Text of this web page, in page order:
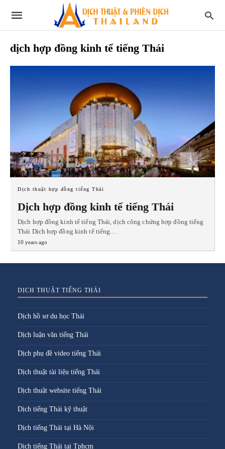
dịch hợp đồng kinh tế tiếng Thái
Dịch thuật hợp đồng tiếng Thái
Dịch hợp đồng kinh tế tiếng Thái
Dịch hợp đồng kinh tế tiếng Thái, dịch công chứng hợp đồng tiếng
Thái Dịch hợp đồng kinh tế tiếng…
10 years ago
DỊCH THUẬT TIẾNG THÁI
Dịch hồ sơ du học Thái
Dịch luận văn tiếng Thái
Dịch phụ đề video tiếng Thái
Dịch thuật tài liệu tiếng Thái
Dịch thuật website tiếng Thái
Dịch tiếng Thái kỹ thuật
Dịch tiếng Thái tại Hà Nội
Dịch tiếng Thái tại Tphcm